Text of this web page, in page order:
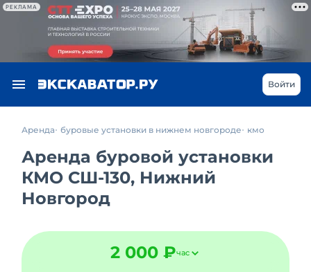
РЕКЛАМА
Войти
Аренда буровые установки в нижнем новгороде кмо
Аренда буровой установки
КМО СШ-130, Нижний
Новгород
2 000 ₽час